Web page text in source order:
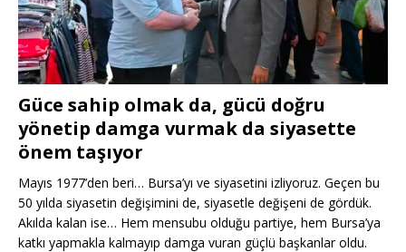
Güce sahip olmak da, gücü doğru
yönetip damga vurmak da siyasette
önem taşıyor
Mayıs 1977’den beri… Bursa’yı ve siyasetini izliyoruz. Geçen bu
50 yılda siyasetin değişimini de, siyasetle değişeni de gördük.
Akılda kalan ise… Hem mensubu olduğu partiye, hem Bursa’ya
katkı yapmakla kalmayıp damga vuran güçlü başkanlar oldu.